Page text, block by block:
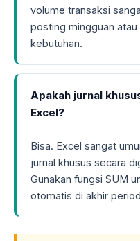
volume transaksi
posting mingguan atau
kebutuhan.
Apakah jurnal
Excel?
Bisa. Excel sangat
jurnal khusus secara
Gunakan fungsi SUM
otomatis di akhir